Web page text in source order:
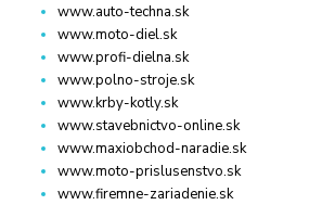
www.auto-techna.sk
www.moto-diel.sk
www.profi-dielna.sk
www.polno-stroje.sk
www.krby-kotly.sk
www.stavebnictvo-online.sk
www.maxiobchod-naradie.sk
www.moto-prislusenstvo.sk
www.firemne-zariadenie.sk